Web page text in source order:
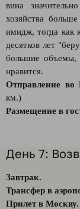
вина
хозяйства
имидж, тогда как
десятков лет
большие объемы,
нравится.
Отправление во
км.)
Размещение в
День 7:
Завтрак.
Трансфер в
Прилет в Москву.